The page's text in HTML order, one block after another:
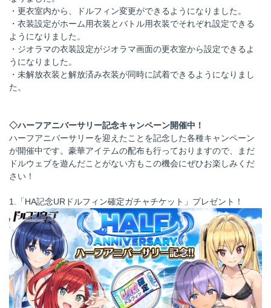
・更衣室内から、ドルフィン変更ができるようになりました。
・衣装設定がホーム用衣装とバトル用衣装でそれぞれ設定できる
ようになりました。
・ジオラマの衣装設定がジオラマ画面の更衣室から設定できるよ
うになりました。
・未解放衣装と解放済み衣装が同時に試着できるようになりまし
た。
◇ハーフアニバーサリー記念キャンペーン開催中！
ハーフアニバーサリーを迎えたことを記念した各種キャンペーン
が開催中です。豪華アイテムの配布も行っておりますので、まだ
ドルウェブを遊んだことがない方もこの機会にぜひお楽しみくだ
さい！
1.「HA記念URドルフィン確定ガチャチケット」プレゼント！